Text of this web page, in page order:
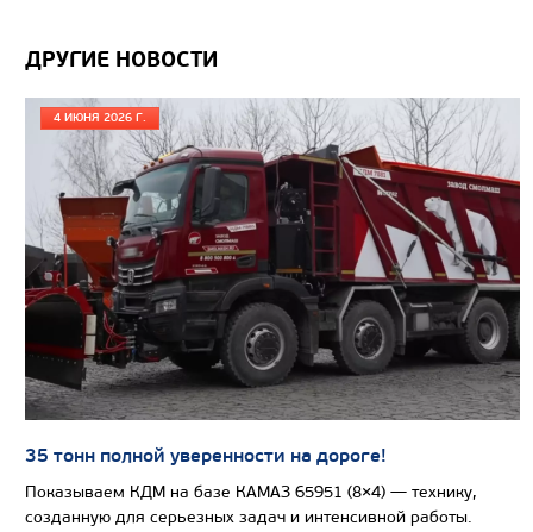
Цена по запросу
Производитель
Экологический класс
Грузоподъемность, кг
Вместимость кузова, м3
Направление разгрузки
Колесная формула
ДРУГИЕ НОВОСТИ
4 ИЮНЯ 2026 Г.
35 тонн полной уверенности на дороге!
Показываем КДМ на базе КАМАЗ 65951 (8×4) — технику,
созданную для серьезных задач и интенсивной работы.